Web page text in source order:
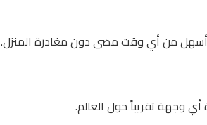
أسهل من أي وقت مضى دون مغادرة المنزل.